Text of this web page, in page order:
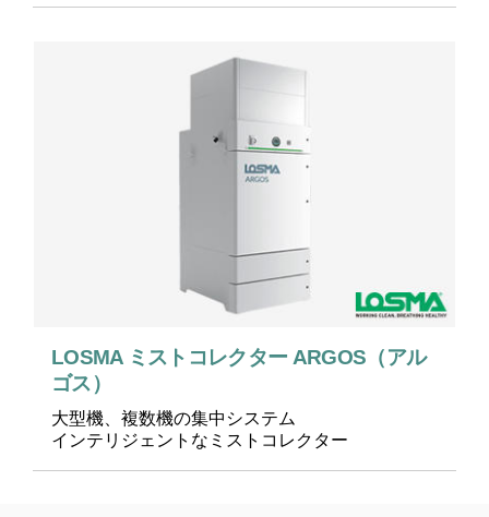
LOSMA ミストコレクター ARGOS（アル
ゴス）
大型機、複数機の集中システム
インテリジェントなミストコレクター